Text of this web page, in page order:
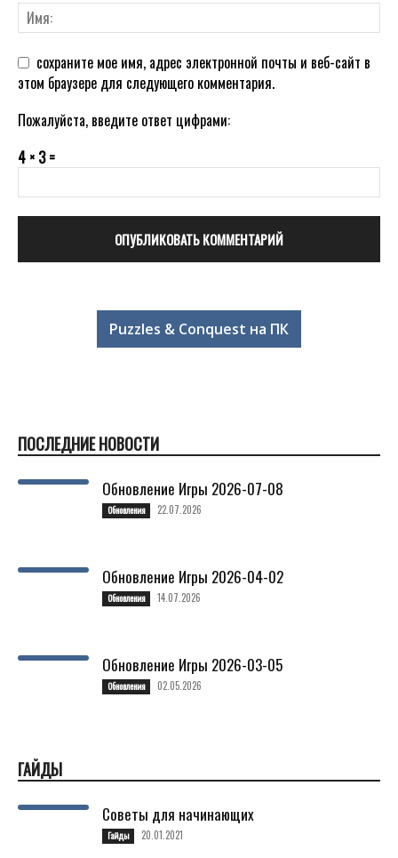
сохраните мое имя, адрес электронной почты и веб-сайт в
этом браузере для следующего комментария.
Пожалуйста, введите ответ цифрами:
4 × 3 =
Puzzles & Conquest на ПК
ПОСЛЕДНИЕ НОВОСТИ
Обновление Игры 2026-07-08
Обновления 22.07.2026
Обновление Игры 2026-04-02
Обновления 14.07.2026
Обновление Игры 2026-03-05
Обновления 02.05.2026
ГАЙДЫ
Советы для начинающих
Гайды 20.01.2021